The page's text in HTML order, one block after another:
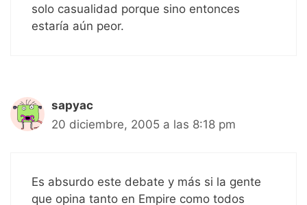
solo casualidad porque sino entonces
estaría aún peor.
sapyac
20 diciembre, 2005 a las 8:18 pm
Es absurdo este debate y más si la gente
que opina tanto en Empire como todos